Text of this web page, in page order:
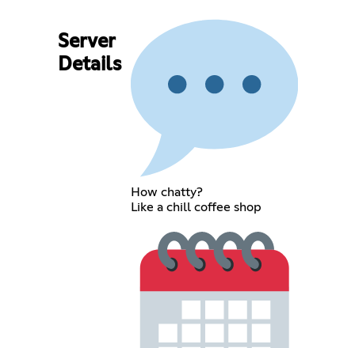
Server
Details
How chatty?
Like a chill coffee shop